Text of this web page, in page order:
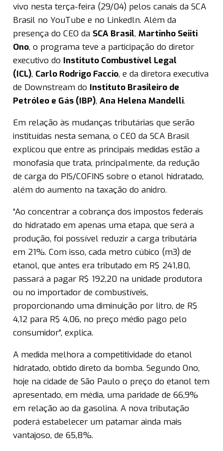
vivo nesta terça-feira (29/04) pelos canais da SCA
Brasil no YouTube e no Linkedln. Além da
presença do CEO da SCA Brasil, Martinho Seiiti
Ono, o programa teve a participação do diretor
executivo do Instituto Combustível Legal
(ICL), Carlo Rodrigo Faccio, e da diretora executiva
de Downstream do Instituto Brasileiro de
Petróleo e Gás (IBP), Ana Helena Mandelli.
Em relação às mudanças tributárias que serão
instituídas nesta semana, o CEO da SCA Brasil
explicou que entre as principais medidas estão a
monofasia que trata, principalmente, da redução
de carga do PIS/COFINS sobre o etanol hidratado,
além do aumento na taxação do anidro.
“Ao concentrar a cobrança dos impostos federais
do hidratado em apenas uma etapa, que será a
produção, foi possível reduzir a carga tributária
em 21%. Com isso, cada metro cúbico (m3) de
etanol, que antes era tributado em R$ 241,80,
passará a pagar R$ 192,20 na unidade produtora
ou no importador de combustíveis,
proporcionando uma diminuição por litro, de R$
4,12 para R$ 4,06, no preço médio pago pelo
consumidor”, explica.
A medida melhora a competitividade do etanol
hidratado, obtido direto da bomba. Segundo Ono,
hoje na cidade de São Paulo o preço do etanol tem
apresentado, em média, uma paridade de 66,9%
em relação ao da gasolina. A nova tributação
poderá estabelecer um patamar ainda mais
vantajoso, de 65,8%.